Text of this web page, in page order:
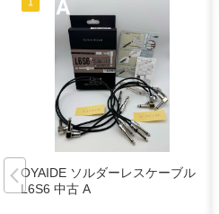
OYAIDE ソルダーレスケーブル
L6S6 中古 A